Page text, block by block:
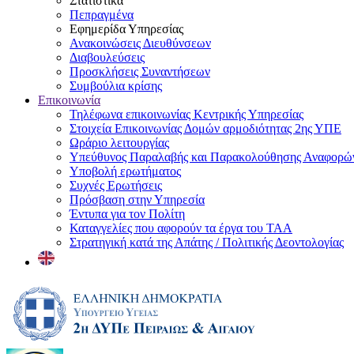
Πεπραγμένα
Εφημερίδα Υπηρεσίας
Ανακοινώσεις Διευθύνσεων
Διαβουλεύσεις
Προσκλήσεις Συναντήσεων
Συμβούλια κρίσης
Επικοινωνία
Τηλέφωνα επικοινωνίας Κεντρικής Υπηρεσίας
Στοιχεία Επικοινωνίας Δομών αρμοδιότητας 2ης ΥΠΕ
Ωράριο λειτουργίας
Υπεύθυνος Παραλαβής και Παρακολούθησης
Υποβολή ερωτήματος
Συχνές Ερωτήσεις
Πρόσβαση στην Υπηρεσία
Έντυπα για τον Πολίτη
Καταγγελίες που αφορούν τα έργα του ΤΑΑ
Στρατηγική κατά της Απάτης / Πολιτικής Δεοντολογίας